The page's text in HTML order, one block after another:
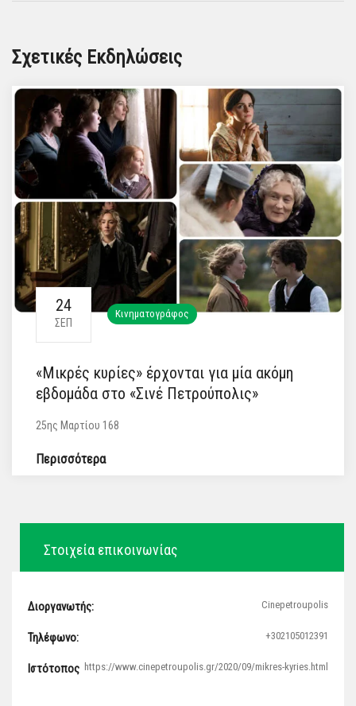
Σχετικές Εκδηλώσεις
24
ΣΕΠ
Κινηματογράφος
«Μικρές κυρίες» έρχονται για μία ακόμη
εβδομάδα στο «Σινέ Πετρούπολις»
25ης Μαρτίου 168
Περισσότερα
Στοιχεία επικοινωνίας
Διοργανωτής: Cinepetroupolis
Τηλέφωνο: +302105012391
Ιστότοπος https://www.cinepetroupolis.gr/2020/09/mikres-kyries.html